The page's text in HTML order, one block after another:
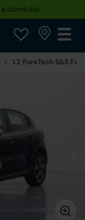
a domicilio
1.2 PureTech S&S